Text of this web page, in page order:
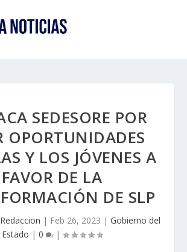
SEDESORE POR
OPORTUNIDADES
Y LOS JÓVENES A
FAVOR DE LA
DE SLP
Redaccion | Feb 26, 2023 | Gobierno del
Estado | 0 |